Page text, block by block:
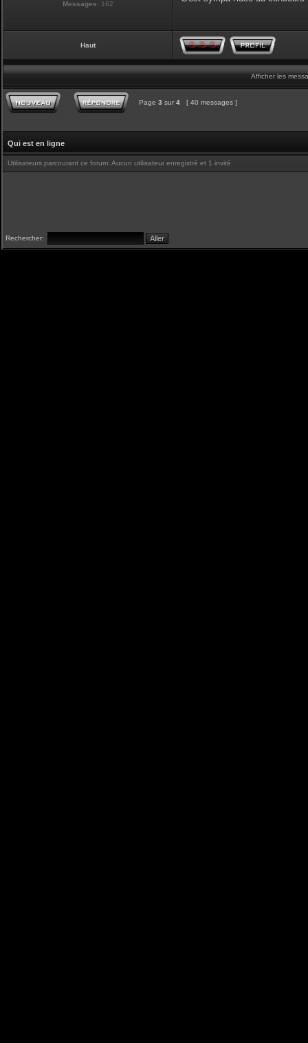
Messages: 162
Haut
Afficher les
Page 3 sur 4 [ 40 messages ]
Qui est en ligne
Utilisateurs parcourant ce forum: Aucun utilisateur enregistré et 1 invité
Rechercher: